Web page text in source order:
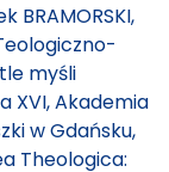
BRAMORSKI,
myśli
XVI, Akademia
w Gdańsku,
Theologica: